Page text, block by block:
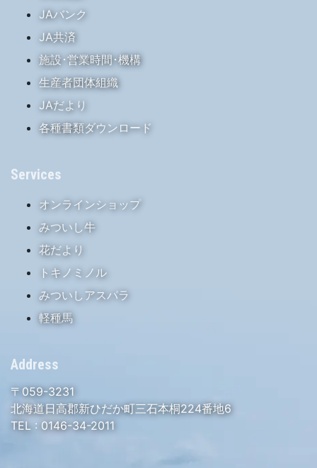
JAバンク
JA共済
施設･営業時間･機構
生産者団体組織
JAだより
各種書類ダウンロード
Services
オンラインショップ
みついし牛
花だより
トキノミノル
みついしアスパラ
軽種馬
Address
〒059-3231
北海道日高郡新ひだか町三石本桐224番地6
TEL : 0146-34-2011